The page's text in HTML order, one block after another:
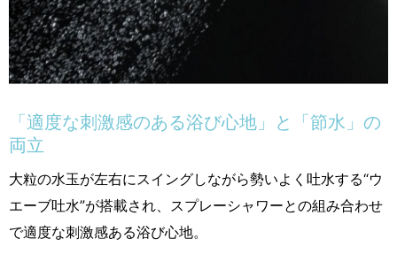
「適度な刺激感のある浴び心地」と「節水」の
両立
大粒の水玉が左右にスイングしながら勢いよく吐水する“ウ
エーブ吐水”が搭載され、スプレーシャワーとの組み合わせ
で適度な刺激感ある浴び心地。